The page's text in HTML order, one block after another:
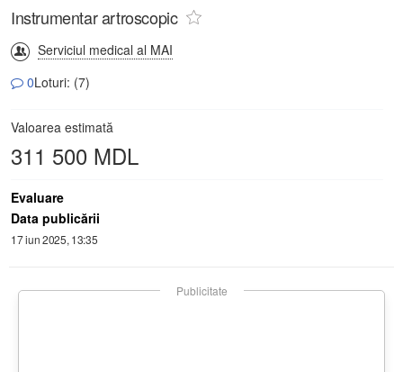
Instrumentar artroscopic
Serviciul medical al MAI
0Loturi: (7)
Valoarea estimată
311 500 MDL
Evaluare
Data publicării
17 iun 2025, 13:35
Publicitate